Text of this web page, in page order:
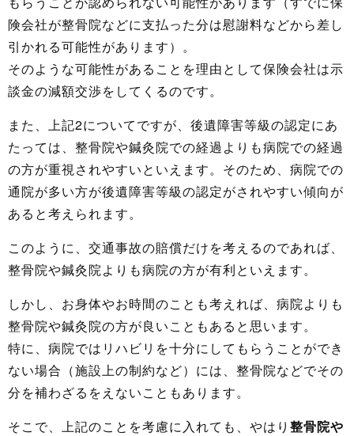
険会社が整骨院などに支払った分は慰謝料などから差し
引かれる可能性があります）。
そのような可能性があることを理由として保険会社は示
談金の減額交渉をしてくるのです。
また、上記2についてですが、後遺障害等級の認定にあ
たっては、整骨院や鍼灸院での経過よりも病院での経過
の方が重視されやすいといえます。そのため、病院での
通院が多い方が後遺障害等級の認定がされやすい傾向が
あると考えられます。
このように、交通事故の賠償だけを考えるのであれば、
整骨院や鍼灸院よりも病院の方が有利といえます。
しかし、お身体やお時間のことも考えれば、病院よりも
整骨院や鍼灸院の方が良いこともあると思います。
特に、病院ではリハビリを十分にしてもらうことができ
ない場合（施設上の制約など）には、整骨院などでその
分を補わざるをえないこともあります。
そこで、上記のことを考慮に入れても、やはり 整骨院や